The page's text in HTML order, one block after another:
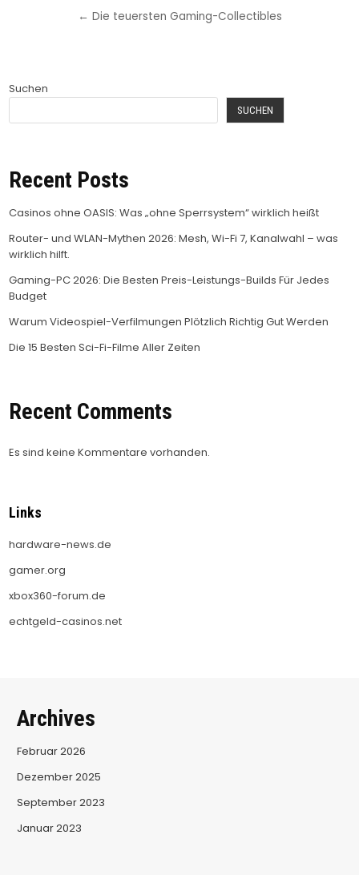
← Die teuersten Gaming-Collectibles
Suchen
SUCHEN
Recent Posts
Casinos ohne OASIS: Was „ohne Sperrsystem“ wirklich heißt
Router- und WLAN-Mythen 2026: Mesh, Wi-Fi 7, Kanalwahl – was
wirklich hilft.
Gaming-PC 2026: Die Besten Preis-Leistungs-Builds Für Jedes
Budget
Warum Videospiel-Verfilmungen Plötzlich Richtig Gut Werden
Die 15 Besten Sci-Fi-Filme Aller Zeiten
Recent Comments
Es sind keine Kommentare vorhanden.
Links
hardware-news.de
gamer.org
xbox360-forum.de
echtgeld-casinos.net
Archives
Februar 2026
Dezember 2025
September 2023
Januar 2023